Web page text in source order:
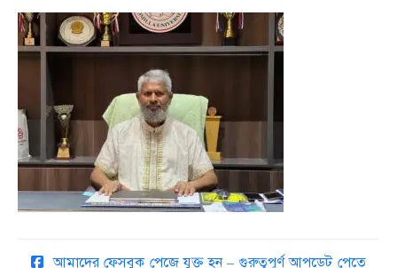
আমাদের ফেসবুক পেজে যুক্ত হন – গুরুত্বপূর্ণ আপডেট পেতে